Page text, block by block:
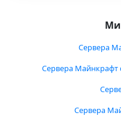
Сервера
Сервера
Сервера